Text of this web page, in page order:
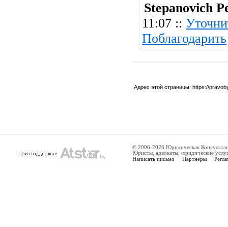
Stepanovich
11:07 ::
Поблагодарить
Адрес этой страницы: https://
© 2006-2026 Юридическая
Юристы, адвокаты, юридические
Написать письмо Партнеры